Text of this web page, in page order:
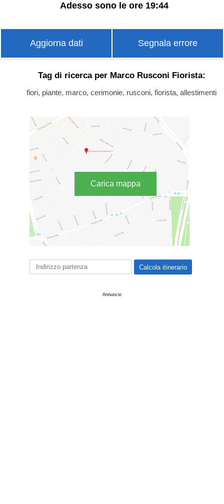
Adesso sono le ore 19:44
Aggiorna dati Segnala errore
Tag di ricerca per Marco Rusconi Fiorista:
fiori, piante, marco, cerimonie, rusconi, fiorista, allestimenti
Carica mappa
Annuncio